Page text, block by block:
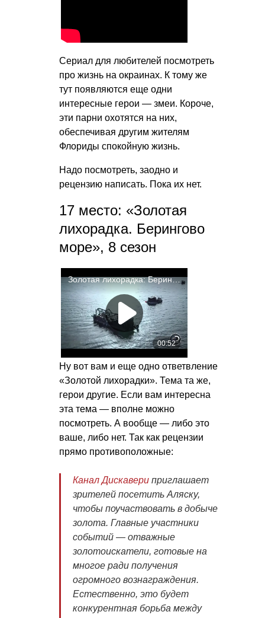
Сериал для любителей посмотреть
про жизнь на окраинах. К тому же
тут появляются еще одни
интересные герои — змеи. Короче,
эти парни охотятся на них,
обеспечивая другим жителям
Флориды спокойную жизнь.
Надо посмотреть, заодно и
рецензию написать. Пока их нет.
17 место: «Золотая
лихорадка. Берингово
море», 8 сезон
Ну вот вам и еще одно ответвление
«Золотой лихорадки». Тема та же,
герои другие. Если вам интересна
эта тема — вполне можно
посмотреть. А вообще — либо это
ваше, либо нет. Так как рецензии
прямо противоположные:
Канал Дискавери приглашает
зрителей посетить Аляску,
чтобы поучаствовать в добыче
золота. Главные участники
событий — отважные
золотоискатели, готовые на
многое ради получения
огромного вознаграждения.
Естественно, это будет
конкурентная борьба между